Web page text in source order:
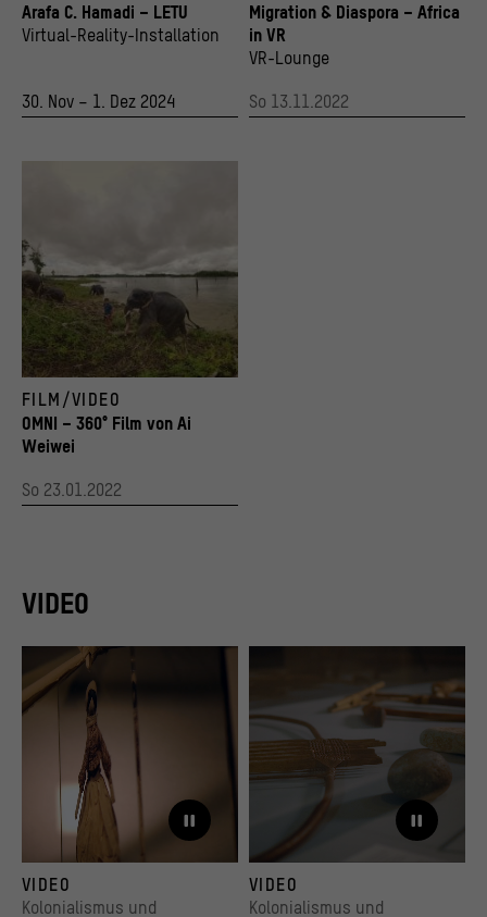
Arafa C. Hamadi – LETU
Virtual-Reality-Installation
30. Nov – 1. Dez 2024
Migration & Diaspora – Africa
in VR
VR-Lounge
So 13.11.2022
© Ai Weiwei / produced by Acute Art
FILM/VIDEO
OMNI – 360° Film von Ai
Weiwei
So 23.01.2022
VIDEO
VIDEO
Kolonialismus und
VIDEO
Kolonialismus und